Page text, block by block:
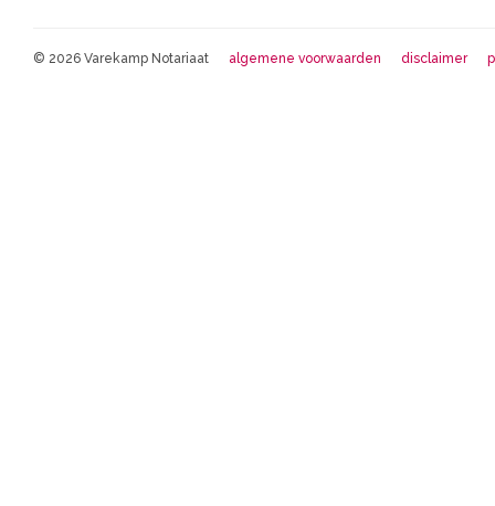
© 2026 Varekamp Notariaat algemene voorwaarden disclaimer